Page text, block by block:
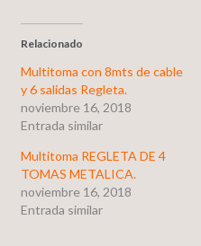
Relacionado
Multitoma con 8mts de cable
y 6 salidas Regleta.
noviembre 16, 2018
Entrada similar
Multitoma REGLETA DE 4
TOMAS METALICA.
noviembre 16, 2018
Entrada similar